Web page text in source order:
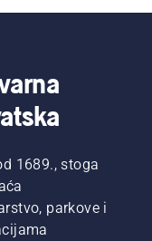
1689., stoga
parkove i